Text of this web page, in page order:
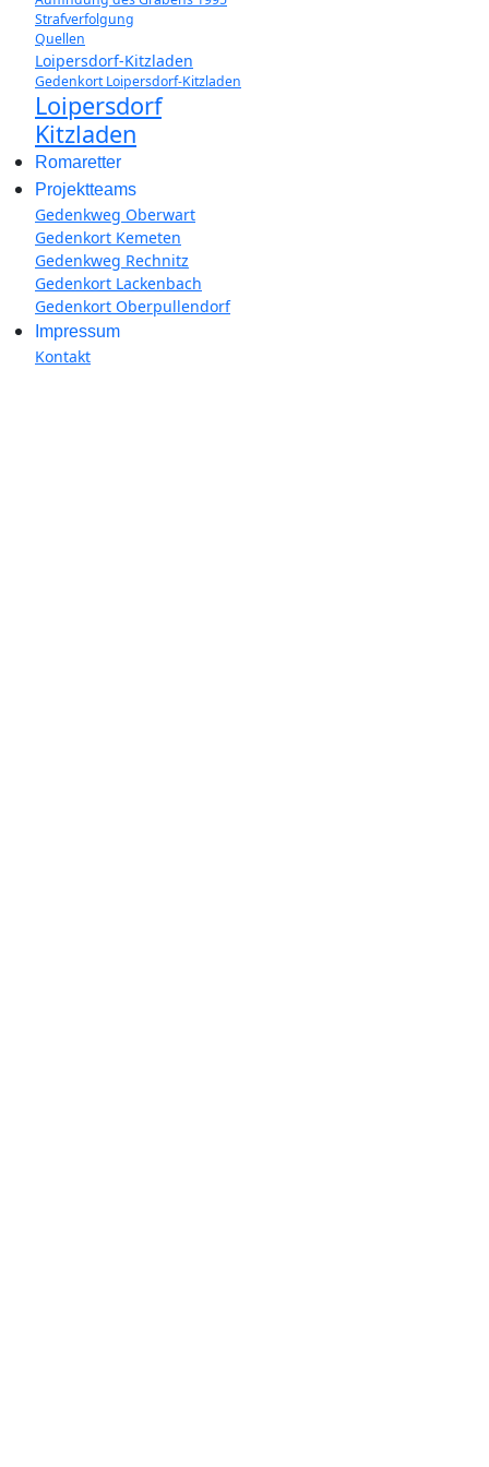
Strafverfolgung
Quellen
Loipersdorf-Kitzladen
Gedenkort Loipersdorf-Kitzladen
Loipersdorf
Kitzladen
Romaretter
Projektteams
Gedenkweg Oberwart
Gedenkort Kemeten
Gedenkweg Rechnitz
Gedenkort Lackenbach
Gedenkort Oberpullendorf
Impressum
Kontakt